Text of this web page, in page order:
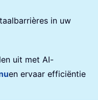
in uw
uit met AI-
en ervaar efficiëntie